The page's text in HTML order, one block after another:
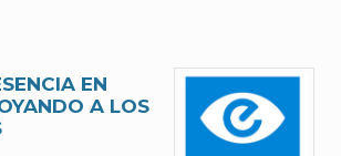
EN
A LOS